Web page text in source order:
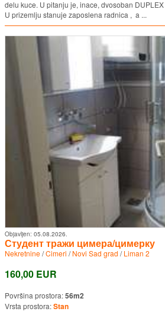
delu kuce. U pitanju je, inace, dvosoban
U prizemlju stanuje zaposlena radnica , a ...
Objavljen: 05.08.2026.
Студент тражи цимера/цимерку
Nekretnine/Cimeri /Novi Sad grad /Liman 2
160,00 EUR
Površina prostora:56m2
Vrsta prostora:Stan